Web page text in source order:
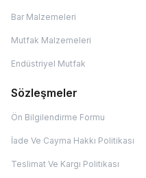
Bar Malzemeleri
Mutfak Malzemeleri
Endüstriyel Mutfak
Sözleşmeler
Ön Bilgilendirme Formu
İade Ve Cayma Hakkı Politikası
Teslimat Ve Kargı Politikası